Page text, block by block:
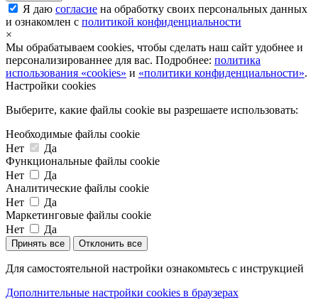
Я даю согласие на обработку своих персональных данных
и ознакомлен с политикой конфиденциальности
×
Мы обрабатываем cookies, чтобы сделать наш сайт удобнее и
персонализированнее для вас. Подробнее: политика
использования «cookies» и «политики конфиденциальности».
Настройки cookies
Выберите, какие файлы cookie вы разрешаете использовать:
Необходимые файлы cookie
Нет
Да
Функциональные файлы cookie
Нет
Да
Аналитические файлы cookie
Нет
Да
Маркетинговые файлы cookie
Нет
Да
Принять все Отклонить все
Для самостоятельной настройки ознакомьтесь с инструкцией
Дополнительные настройки cookies в браузерах